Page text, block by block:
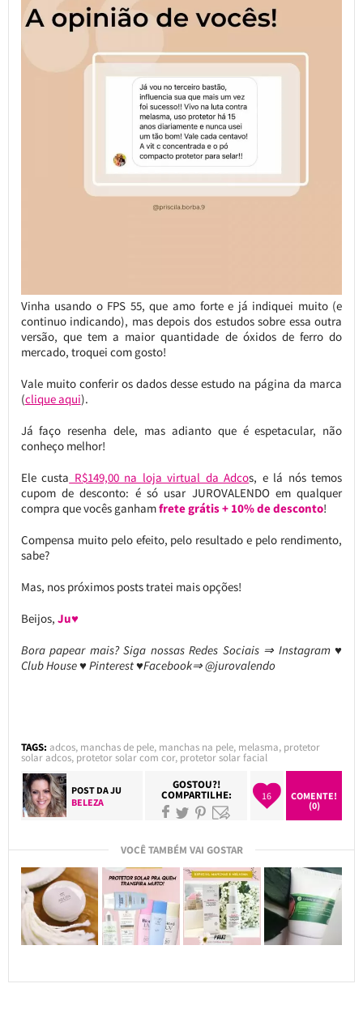
Vinha usando o FPS 55, que amo forte e já indiquei muito (e
continuo indicando), mas depois dos estudos sobre essa outra
versão, que tem a maior quantidade de óxidos de ferro do
mercado, troquei com gosto!
Vale muito conferir os dados desse estudo na página da marca
(clique aqui).
Já faço resenha dele, mas adianto que é espetacular, não
conheço melhor!
Ele custa R$149,00 na loja virtual da Adcos, e lá nós temos
cupom de desconto: é só usar JUROVALENDO em qualquer
compra que vocês ganhamfrete grátis + 10% de desconto!
Compensa muito pelo efeito, pelo resultado e pelo rendimento,
sabe?
Mas, nos próximos posts tratei mais opções!
Beijos, Ju♥
Bora papear mais? Siga nossas Redes Sociais ⇒ Instagram ♥
Club House ♥ Pinterest ♥Facebook⇒ @jurovalendo
TAGS: adcos, manchas de pele, manchas na pele, melasma, protetor
solar adcos, protetor solar com cor, protetor solar facial
POST DAJU
BELEZA
GOSTOU?!
COMPARTILHE: 16
COMENTE!
(0)
VOCÊ TAMBÉM VAI GOSTAR